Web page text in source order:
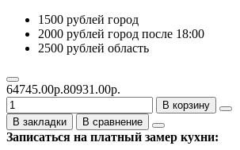
1500 рублей город
2000 рублей город после 18:00
2500 рублей область
64745.00р.80931.00р.
В корзину
В закладки
В сравнение
Записаться на платный замер кухни: